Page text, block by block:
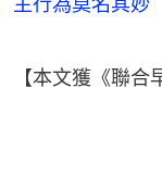
【本文獲《聯合